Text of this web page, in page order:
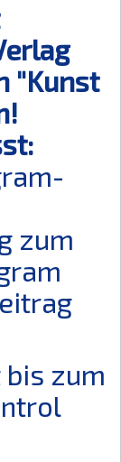
"Kunst
zum
zum